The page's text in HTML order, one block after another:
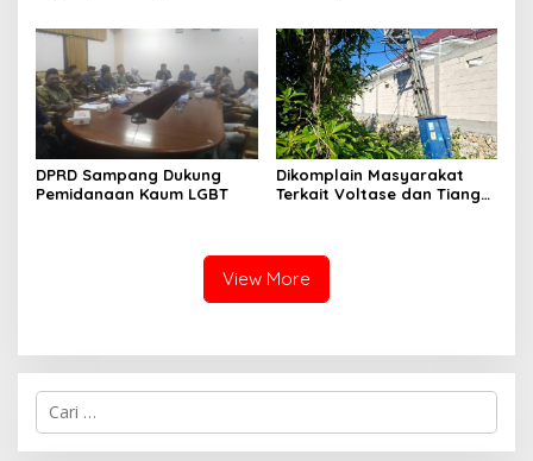
Nelayan Sampang
DPRD Sampang Dukung
Pemidanaan Kaum LGBT
Dikomplain Masyarakat
Terkait Voltase dan Tiang
View More
Cari
untuk: